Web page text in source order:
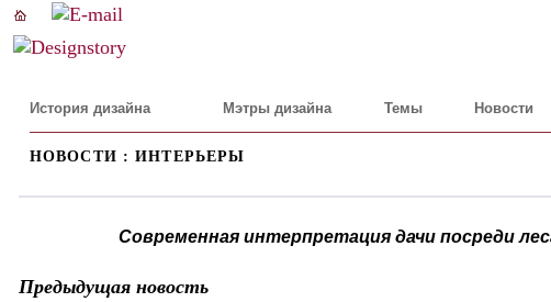
История дизайна Мэтры дизайна Темы Новости
НОВОСТИ : ИНТЕРЬЕРЫ
Современная интерпретация дачи посреди
Предыдущая новость